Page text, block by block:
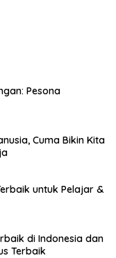
Pesona
Cuma Bikin Kita
untuk Pelajar &
di Indonesia dan
Terbaik